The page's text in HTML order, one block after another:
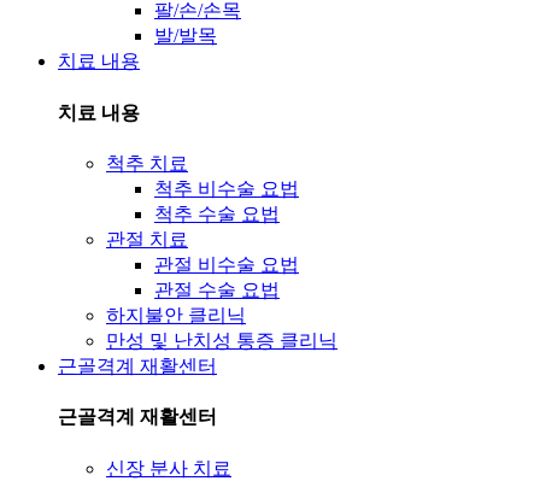
팔/손/손목
발/발목
치료 내용
치료 내용
척추 치료
척추 비수술 요법
척추 수술 요법
관절 치료
관절 비수술 요법
관절 수술 요법
하지불안 클리닉
만성 및 난치성 통증 클리닉
근골격계 재활센터
근골격계 재활센터
신장 분사 치료